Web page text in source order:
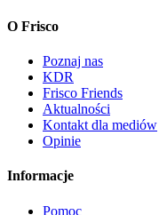
O Frisco
Poznaj nas
KDR
Frisco Friends
Aktualności
Kontakt dla mediów
Opinie
Informacje
Pomoc